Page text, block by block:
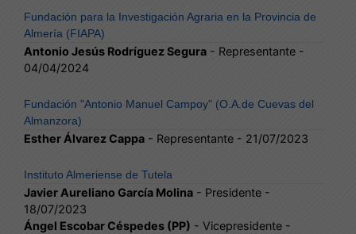
Fundación para la Investigación Agraria en la Provincia de
Almería (FIAPA)
Antonio Jesús Rodríguez Segura - Representante -
04/04/2024
Fundación "Antonio Manuel Campoy" (O.A.de Cuevas del
Almanzora)
Esther Álvarez Cappa - Representante - 21/07/2023
Instituto Almeriense de Tutela
Javier Aureliano García Molina - Presidente -
18/07/2023
Ángel Escobar Céspedes (PP) - Vicepresidente -